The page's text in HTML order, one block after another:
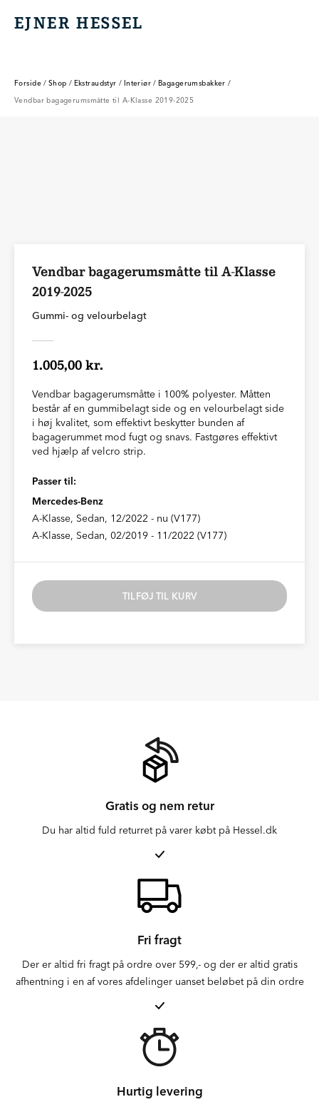
EJNER HESSEL
EJNER HESSEL
Forside / Shop / Ekstraudstyr / Interiør / Bagagerumsbakker /
Vendbar bagagerumsmåtte til A-Klasse 2019-2025
Vendbar bagagerumsmåtte til A-Klasse
2019-2025
Gummi- og velourbelagt
1.005,00 kr.
Vendbar bagagerumsmåtte i 100% polyester. Måtten
består af en gummibelagt side og en velourbelagt side
i høj kvalitet, som effektivt beskytter bunden af
bagagerummet mod fugt og snavs. Fastgøres effektivt
ved hjælp af velcro strip.
Passer til:
Mercedes-Benz
A-Klasse, Sedan, 12/2022 - nu (V177)
A-Klasse, Sedan, 02/2019 - 11/2022 (V177)
TILFØJ TIL KURV
Gratis og nem retur
Du har altid fuld returret på varer købt på Hessel.dk
Fri fragt
Der er altid fri fragt på ordre over 599,- og der er altid gratis
afhentning i en af vores afdelinger uanset beløbet på din ordre
Hurtig levering